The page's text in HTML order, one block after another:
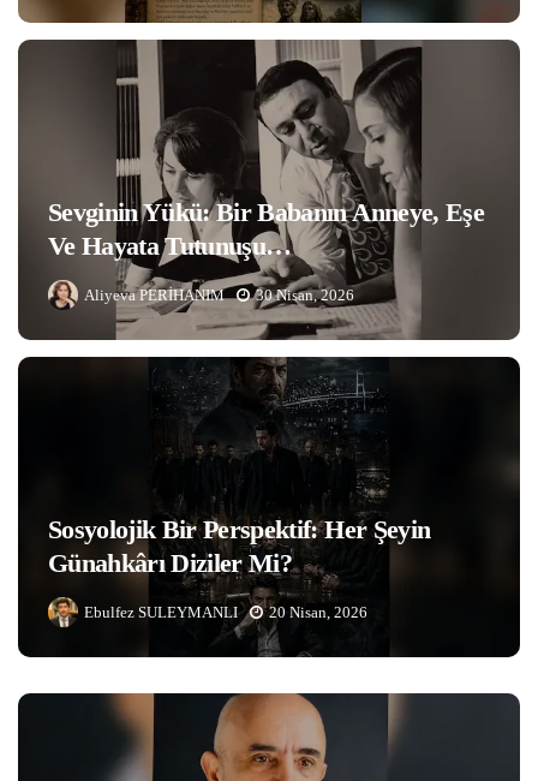
Sevginin Yükü: Bir Babanın Anneye, Eşe
Ve Hayata Tutunuşu…
Aliyeva PERİHANIM 30 Nisan, 2026
Sosyolojik Bir Perspektif: Her Şeyin
Günahkârı Diziler Mi?
Ebulfez SULEYMANLI 20 Nisan, 2026